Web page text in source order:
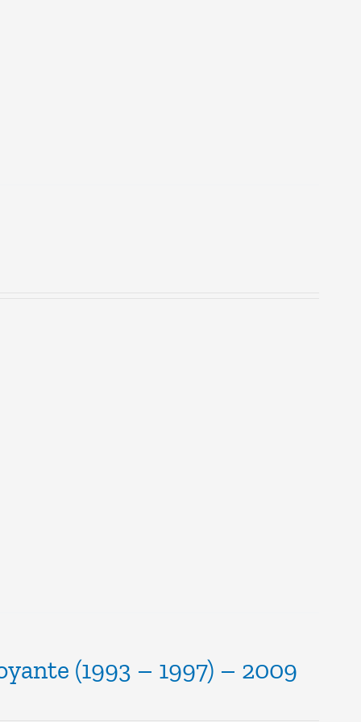
(1993 – 1997) – 2009